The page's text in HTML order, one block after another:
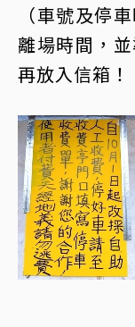
（車號及停
離場時間，
再放入信箱！